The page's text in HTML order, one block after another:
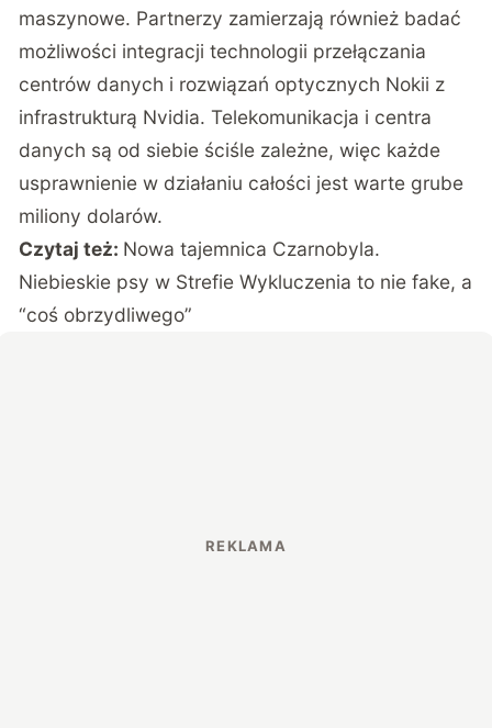
maszynowe. Partnerzy zamierzają również badać
możliwości integracji technologii przełączania
centrów danych i rozwiązań optycznych Nokii z
infrastrukturą Nvidia. Telekomunikacja i centra
danych są od siebie ściśle zależne, więc każde
usprawnienie w działaniu całości jest warte grube
miliony dolarów.
Czytaj też: Nowa tajemnica Czarnobyla.
Niebieskie psy w Strefie Wykluczenia to nie fake, a
“coś obrzydliwego”